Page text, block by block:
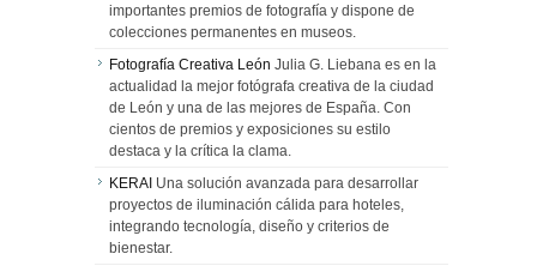
importantes premios de fotografía y dispone de
colecciones permanentes en museos.
Fotografía Creativa León Julia G. Liebana es en la
actualidad la mejor fotógrafa creativa de la ciudad
de León y una de las mejores de España. Con
cientos de premios y exposiciones su estilo
destaca y la crítica la clama.
KERAI Una solución avanzada para desarrollar
proyectos de iluminación cálida para hoteles,
integrando tecnología, diseño y criterios de
bienestar.